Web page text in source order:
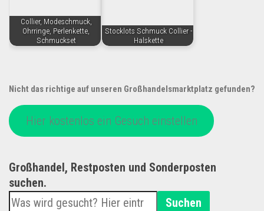
Collier, Modeschmuck,
Ohrringe, Perlenkette,
Schmuckset
Stocklots Schmuck Collier -
Halskette
Nicht das richtige auf unseren Großhandelsmarktplatz gefunden?
Hier kostenlos ein Gesuch einstellen
Großhandel, Restposten und Sonderposten
suchen.
Suchen